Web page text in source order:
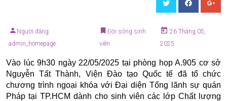
Người đăng:
admin_homepage
Đời sống sinh
viên
26 Tháng 05,
2025
Vào lúc 9h30 ngày 22/05/2025 tại phòng họp A.905 cơ sở
Nguyễn Tất Thành, Viện Đào tạo Quốc tế đã tổ chức
chương trình ngoại khóa với Đại diện Tổng lãnh sự quán
Pháp tại TP.HCM dành cho sinh viên các lớp Chất lượng